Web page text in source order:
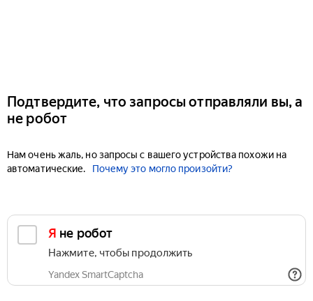
Подтвердите, что запросы отправляли вы, а
не робот
Нам очень жаль, но запросы с вашего устройства похожи на
автоматические.
Почему это могло произойти?
Я не робот
Нажмите, чтобы продолжить
Yandex SmartCaptcha